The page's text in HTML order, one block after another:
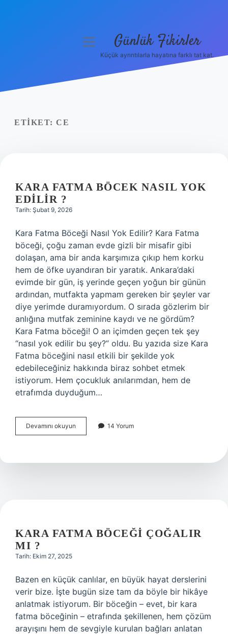
Yasal Uyarı
menüyü Günlük Fikirler
Küçük ayrıntılarla hayatına farklı tat kat.
ETIKET: CE
KARA FATMA BÖCEK NASIL YOK
EDILIR ?
Tarih: Şubat 9, 2026
Kara Fatma Böceği Nasıl Yok Edilir? Kara Fatma
böceği, çoğu zaman evde gizli bir misafir gibi
dolaşan, ama bir anda karşımıza çıkıp hem korku
hem de öfke uyandıran bir yaratık. Ankara’daki
evimde bir gün, iş yerinde geçen yoğun bir günün
ardından, mutfakta yapmam gereken bir şeyler var
diye yerimde duramıyordum. O sırada gözlerim bir
anlığına mutfak zeminine kaydı ve ne gördüm?
Kara Fatma böceği! O an içimden geçen tek şey
“nasıl yok edilir bu şey?” oldu. Bu yazıda size Kara
Fatma böceğini nasıl etkili bir şekilde yok
edebileceğiniz hakkında biraz sohbet etmek
istiyorum. Hem çocukluk anılarımdan, hem de
etrafımda duyduğum…
Devamını okuyun
Fatma
Yok
14 Yorum
KARA FATMA BÖCEĞI ÇOĞALIR
MI ?
Tarih: Ekim 27, 2025
Bazen en küçük canlılar, en büyük hayat derslerini
verir bize. İşte bugün size tam da böyle bir hikâye
anlatmak istiyorum. Bir böceğin – evet, bir kara
fatma böceğinin – etrafında şekillenen, hem çözüm
arayışını hem de sevgiyle kurulan bağları anlatan